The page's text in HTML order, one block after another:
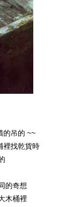
的吊的 ~~
裡找乾貨時
的奇想
木桶裡